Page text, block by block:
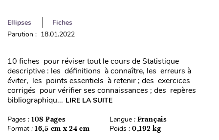
Ellipses
Fiches
Parution : 18.01.2022
10 fiches pour réviser tout le cours de Statistique
descriptive : les définitions à connaître, les erreurs à
éviter, les points essentiels à retenir ; des exercices
corrigés pour vérifier ses connaissances ; des repères
bibliographiqu... LIRE LA SUITE
Pages : 108 Pages Langue : Français
Format : 16,5 cm x 24 cm Poids : 0,192 kg